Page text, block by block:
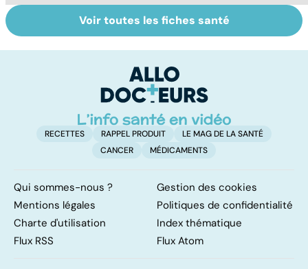
La méningite : à
traiter en
Tout savoir sur
les infections
Voir toutes les fiches santé
RECETTES RAPPEL PRODUIT
LE MAG DE LA SANTÉ
CANCER
MÉDICAMENTS
Qui sommes-nous ?
Gestion des cookies
Mentions légales
Politiques de confidentialité
Charte d'utilisation
Index thématique
Flux RSS
Flux Atom